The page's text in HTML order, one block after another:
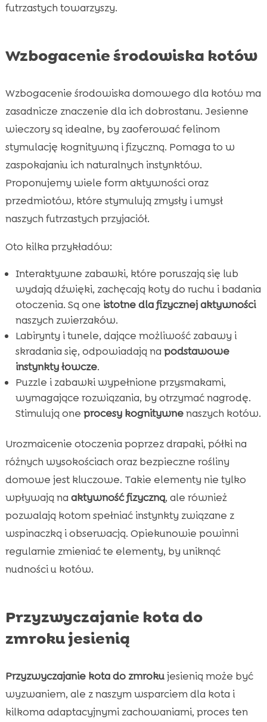
futrzastych towarzyszy.
Wzbogacenie środowiska kotów
Wzbogacenie środowiska domowego dla kotów ma
zasadnicze znaczenie dla ich dobrostanu. Jesienne
wieczory są idealne, by zaoferować felinom
stymulację kognitywną i fizyczną. Pomaga to w
zaspokajaniu ich naturalnych instynktów.
Proponujemy wiele form aktywności oraz
przedmiotów, które stymulują zmysły i umysł
naszych futrzastych przyjaciół.
Oto kilka przykładów:
Interaktywne zabawki, które poruszają się lub
wydają dźwięki, zachęcają koty do ruchu i badania
otoczenia. Są one istotne dla fizycznej aktywności
naszych zwierzaków.
Labirynty i tunele, dające możliwość zabawy i
skradania się, odpowiadają na podstawowe
instynkty łowcze.
Puzzle i zabawki wypełnione przysmakami,
wymagające rozwiązania, by otrzymać nagrodę.
Stimulują one procesy kognitywnenaszych kotów.
Urozmaicenie otoczenia poprzez drapaki, półki na
różnych wysokościach oraz bezpieczne rośliny
domowe jest kluczowe. Takie elementy nie tylko
wpływają na aktywność fizyczną, ale również
pozwalają kotom spełniać instynkty związane z
wspinaczką i obserwacją. Opiekunowie powinni
regularnie zmieniać te elementy, by uniknąć
nudności u kotów.
Przyzwyczajanie kota do
zmroku jesienią
Przyzwyczajanie kota do zmrokujesienią może być
wyzwaniem, ale z naszym wsparciem dla kota i
kilkoma adaptacyjnymi zachowaniami, proces ten